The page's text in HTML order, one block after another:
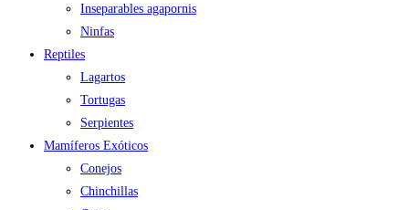
Inseparables agapornis
Ninfas
Reptiles
Lagartos
Tortugas
Serpientes
Mamíferos Exóticos
Conejos
Chinchillas